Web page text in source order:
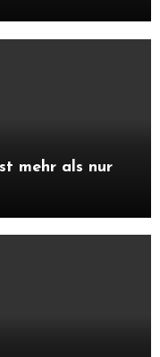
mehr als nur